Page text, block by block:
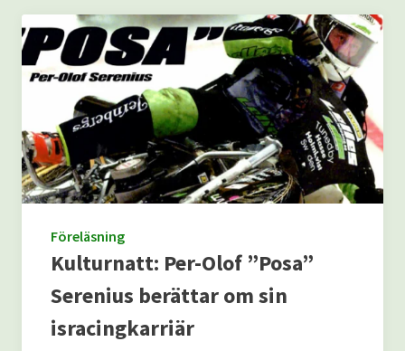
Föreläsning
Kulturnatt: Per-Olof ”Posa”
Serenius berättar om sin
isracingkarriär